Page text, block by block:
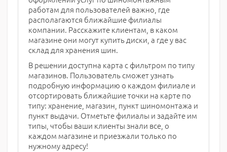
работам для пользователей важно, где
располагаются ближайшие филиалы
компании. Расскажите клиентам, в каком
магазине они могут купить диски, а где у вас
склад для хранения шин.
В решении доступна карта с фильтром по типу
магазинов. Пользователь сможет узнать
подробную информацию о каждом филиале и
отсортировать ближайшие точки на карте по
типу: хранение, магазин, пункт шиномонтажа и
пункт выдачи. Отметьте филиалы и задайте им
типы, чтобы ваши клиенты знали все, о
каждом магазине и приезжали только по
нужному адресу!